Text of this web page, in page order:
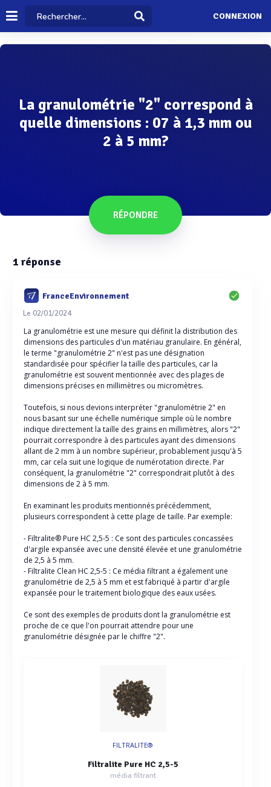
CONNEXION
La granulométrie "2" correspond à
quelle dimensions : 07 à 1,3 mm ou
2 à 5 mm?
RÉPONDRE
1 réponse
FranceEnvironnement
Le 02/01/2024
La granulométrie est une mesure qui définit la distribution des
dimensions des particules d'un matériau granulaire. En général,
le terme "granulométrie 2" n'est pas une désignation
standardisée pour spécifier la taille des particules, car la
granulométrie est souvent mentionnée avec des plages de
dimensions précises en millimètres ou micromètres.
Toutefois, si nous devions interpréter "granulométrie 2" en
nous basant sur une échelle numérique simple où le nombre
indique directement la taille des grains en millimètres, alors "2"
pourrait correspondre à des particules ayant des dimensions
allant de 2 mm à un nombre supérieur, probablement jusqu'à 5
mm, car cela suit une logique de numérotation directe. Par
conséquent, la granulométrie "2" correspondrait plutôt à des
dimensions de 2 à 5 mm.
En examinant les produits mentionnés précédemment,
plusieurs correspondent à cette plage de taille. Par exemple:
- Filtralite® Pure HC 2,5-5 : Ce sont des particules concassées
d'argile expansée avec une densité élevée et une granulométrie
de 2,5 à 5 mm.
- Filtralite Clean HC 2,5-5 : Ce média filtrant a également une
granulométrie de 2,5 à 5 mm et est fabriqué à partir d'argile
expansée pour le traitement biologique des eaux usées.
Ce sont des exemples de produits dont la granulométrie est
proche de ce que l'on pourrait attendre pour une
granulométrie désignée par le chiffre "2".
FILTRALITE®
Filtralite Pure HC 2,5-5
média filtrant